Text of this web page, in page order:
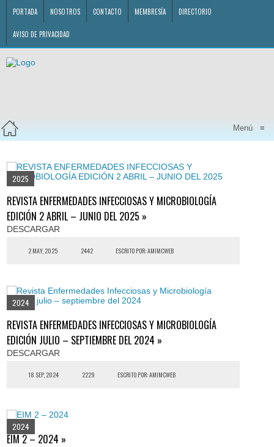
PORTADA NOSOTROS CONTACTO MEMBRESÍA DIRECTORIO
AVISO DE PRIVACIDAD
Menú ≡
2025
REVISTA ENFERMEDADES INFECCIOSAS Y MICROBIOLOGÍA
EDICIÓN 2 ABRIL – JUNIO DEL 2025 »
DESCARGAR
2 MAY, 2025 2442 ESCRITO POR: AMIMCWEB
2024
REVISTA ENFERMEDADES INFECCIOSAS Y MICROBIOLOGÍA
EDICIÓN JULIO – SEPTIEMBRE DEL 2024 »
DESCARGAR
18 SEP, 2024 2229 ESCRITO POR: AMIMCWEB
2024
EIM 2 – 2024 »